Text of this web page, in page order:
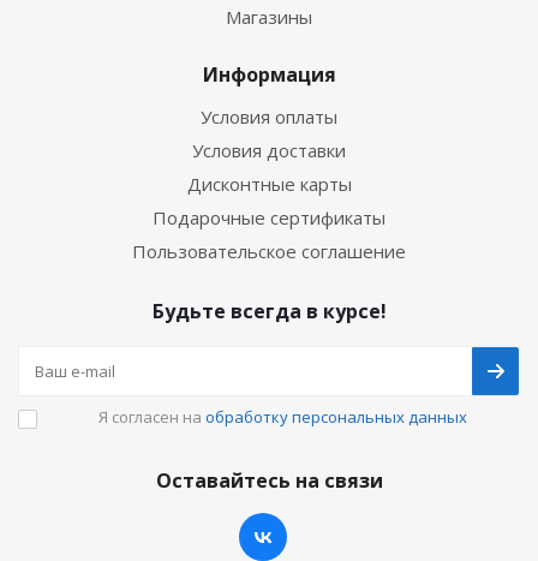
Магазины
Информация
Условия оплаты
Условия доставки
Дисконтные карты
Подарочные сертификаты
Пользовательское соглашение
Будьте всегда в курсе!
Я согласен на обработку персональных данных
Оставайтесь на связи